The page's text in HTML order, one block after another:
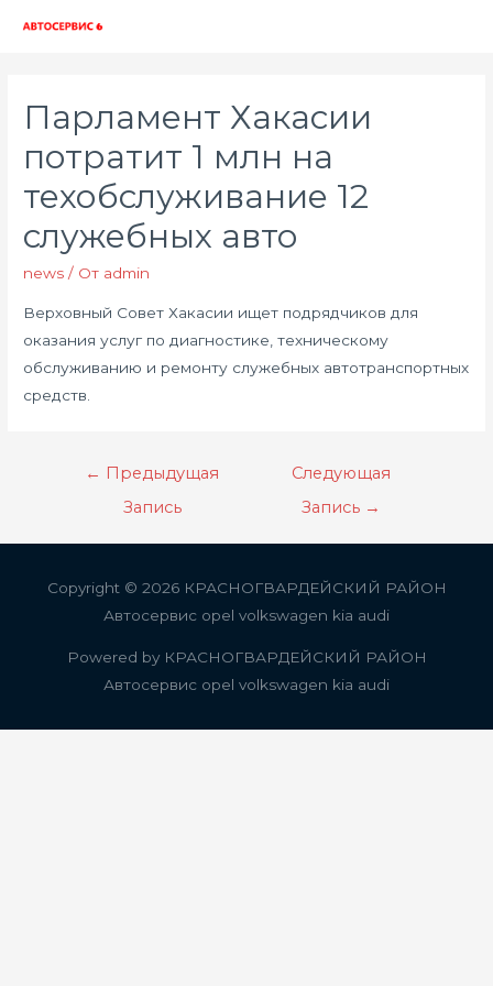
Парламент Хакасии
потратит 1 млн на
техобслуживание 12
служебных авто
news / От admin
Верховный Совет Хакасии ищет подрядчиков для
оказания услуг по диагностике, техническому
обслуживанию и ремонту служебных автотранспортных
средств.
Навигация
записям
← Предыдущая
Запись
Следующая
Запись →
Copyright © 2026 КРАСНОГВАРДЕЙСКИЙ РАЙОН
Автосервис opel volkswagen kia audi
Powered by КРАСНОГВАРДЕЙСКИЙ РАЙОН
Автосервис opel volkswagen kia audi